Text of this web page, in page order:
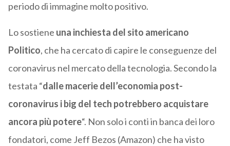
periodo di immagine molto positivo.
Lo sostiene una inchiesta del sito americano
Politico, che ha cercato di capire le conseguenze del
coronavirus nel mercato della tecnologia. Secondo la
testata “dalle macerie dell’economia post-
coronavirus i big del tech potrebbero acquistare
ancora più potere“. Non solo i conti in banca dei loro
fondatori, come Jeff Bezos (Amazon) che ha visto